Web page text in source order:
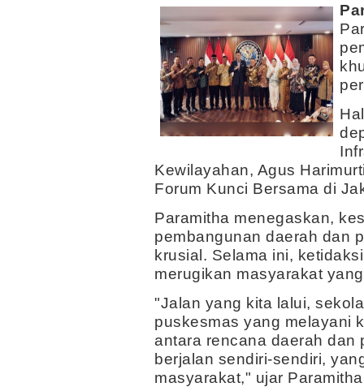
Kewilayahan, Agus
Forum Kunci Bersama di
Paramitha menegaskan,
pembangunan daerah dan
krusial. Selama ini,
merugikan masyarakat
"Jalan yang kita lalui,
puskesmas yang melayani
antara rencana daerah dan
berjalan sendiri-sendiri,
masyarakat," ujar